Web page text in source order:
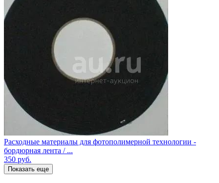
Расходные материалы для фотополимерной технологии -
бордюрная лента / ...
350 руб.
Показать еще